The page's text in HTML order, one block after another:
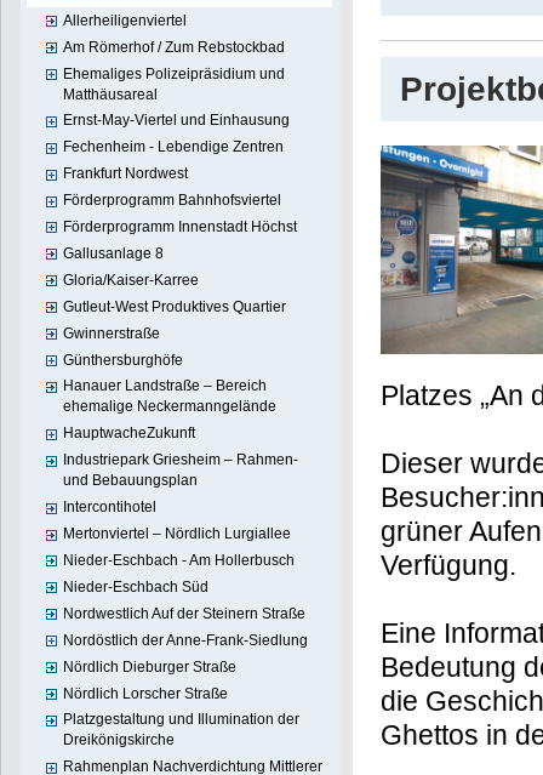
Allerheiligenviertel
Am Römerhof / Zum Rebstockbad
Ehemaliges Polizeipräsidium und
Matthäusareal
Ernst-May-Viertel und Einhausung
Fechenheim - Lebendige Zentren
Frankfurt Nordwest
Förderprogramm Bahnhofsviertel
Förderprogramm Innenstadt Höchst
Gallusanlage 8
Gloria/Kaiser-Karree
Gutleut-West Produktives Quartier
Gwinnerstraße
Günthersburghöfe
Hanauer Landstraße – Bereich
ehemalige Neckermanngelände
HauptwacheZukunft
Industriepark Griesheim – Rahmen-
und Bebauungsplan
Intercontihotel
Mertonviertel – Nördlich Lurgiallee
Nieder-Eschbach - Am Hollerbusch
Nieder-Eschbach Süd
Nordwestlich Auf der Steinern Straße
Nordöstlich der Anne-Frank-Siedlung
Nördlich Dieburger Straße
Nördlich Lorscher Straße
Platzgestaltung und Illumination der
Dreikönigskirche
Rahmenplan Nachverdichtung Mittlerer
Platzes „An
Dieser
grüner
Verfügung.
Eine
Bedeutung
die
Ghettos in